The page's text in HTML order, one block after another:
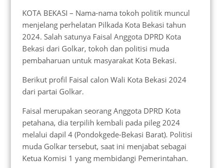
KOTA BEKASI – Nama-nama tokoh politik muncul
menjelang perhelatan Pilkada Kota Bekasi tahun
2024. Salah satunya Faisal Anggota DPRD Kota
Bekasi dari Golkar, tokoh dan politisi muda
pembaharuan untuk masyarakat Kota Bekasi.
Berikut profil Faisal calon Wali Kota Bekasi 2024
dari partai Golkar.
Faisal merupakan seorang Anggota DPRD Kota
petahana, dia terpilih kembali pada pileg 2024
melalui dapil 4 (Pondokgede-Bekasi Barat). Politisi
muda Golkar tersebut, saat ini menjabat sebagai
Ketua Komisi 1 yang membidangi Pemerintahan.